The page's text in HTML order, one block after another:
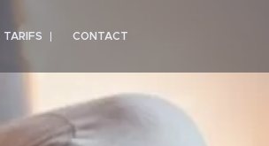
TARIFS CONTACT